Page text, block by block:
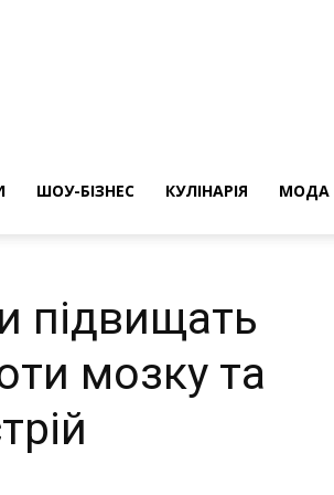
ШОУ-БІЗНЕС КУЛІНАРІЯ МОДА
підвищать
мозку та